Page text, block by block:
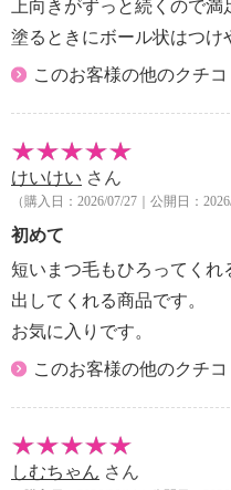
ンドして配合。柔らかくし
いまつ毛を演出すると同時
フィルム状マスカラで、乾
特徴。考え抜かれたフォ
ような自然な付け心地です
ダマにもなりにくく、柔ら
サカサと粉が落ちにくくな
ながらクレンジング不要。
することができます（ま
シルクアミノ酸、加水分解
ネニンジン根エキス）、ス
定の美容成分をはじめ、ビ
ル、パンテノール、パー
し、ハリコシを与えます。
色は、深みのあるウルトラ
＜配合／無配合表示＞
ーモンド油、セタノール
リセリン、ポリビニルア
ＤＴＡ−２Ｎａ、カーボン
【使用上の注意事項】
・お肌に合わない場合、
を中止してください。
・お肌に異常が生じてい
ください。
・目に入らないようにご
合は、こすらずに、すぐ
ください。目に違和感が
に高温または低温の場所
・使用後はキャップをし
上向きがずっと続くので満
塗るときにボール状はつけ
このお客様の他のクチ
けいけい さん
（購入日：2026/07/27｜公開日：2026/
初めて
短いまつ毛もひろってく
出してくれる商品です。
お気に入りです。
このお客様の他のクチ
しむちゃん さん